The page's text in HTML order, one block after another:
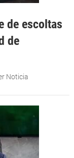
de escoltas
de
Noticia